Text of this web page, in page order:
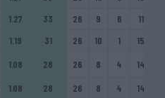
1.27 33 26 9 6 11
1.19 31 26 10 1 15
1.08 28 26 8 4 14
1.08 28 26 8 4 14